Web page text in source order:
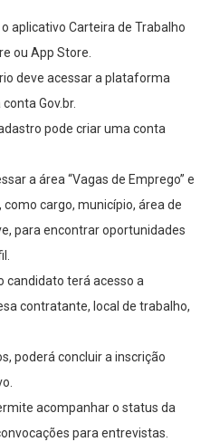
aplicativo Carteira de Trabalho
ou App Store.
deve acessar a plataforma
Gov.br.
pode criar uma conta
a área “Vagas de Emprego” e
cargo, município, área de
para encontrar oportunidades
candidato terá acesso a
contratante, local de trabalho,
poderá concluir a inscrição
acompanhar o status da
para entrevistas.